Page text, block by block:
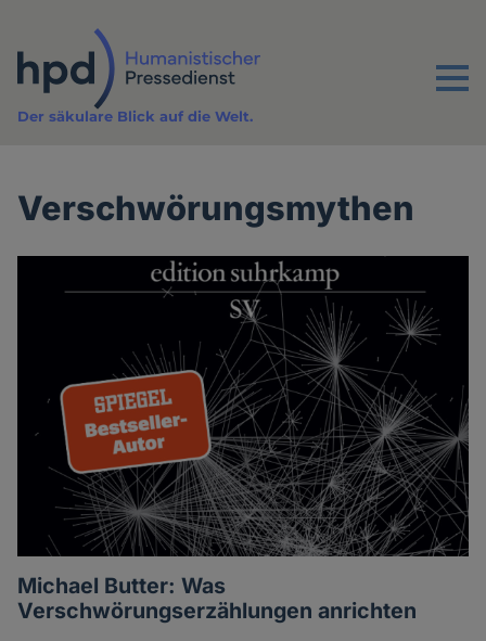
Inhalt
Menu
Der säkulare Blick auf die Welt.
Verschwörungsmythen
Michael Butter: Was
Verschwörungserzählungen anrichten